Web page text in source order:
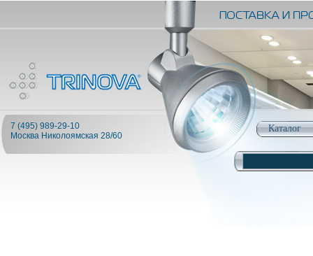
7 (495) 989-29-10
Москва Николоямская 28/60
Каталог